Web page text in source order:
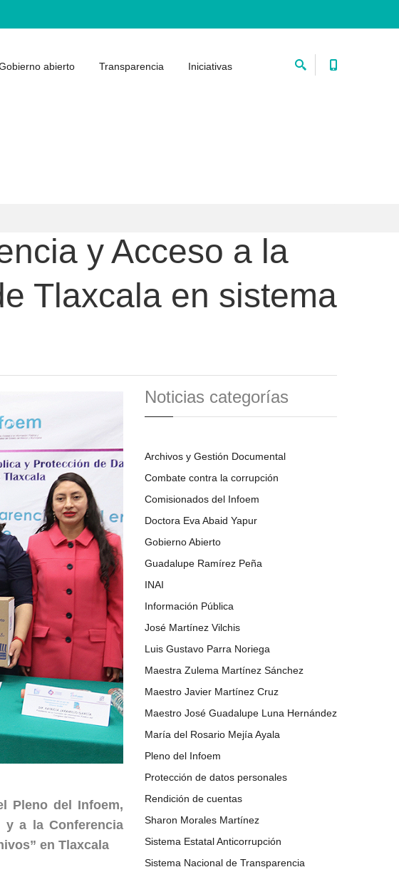
abierto Transparencia Iniciativas
y Acceso a la
Tlaxcala en sistema
Pleno del Infoem,
y a la Conferencia
en Tlaxcala
Noticias categorías
Archivos y Gestión Documental
Combate contra la corrupción
Comisionados del Infoem
Doctora Eva Abaid Yapur
Gobierno Abierto
Guadalupe Ramírez Peña
INAI
Información Pública
José Martínez Vilchis
Luis Gustavo Parra Noriega
Maestra Zulema Martínez Sánchez
Maestro Javier Martínez Cruz
Maestro José Guadalupe Luna Hernández
María del Rosario Mejía Ayala
Pleno del Infoem
Protección de datos personales
Rendición de cuentas
Sharon Morales Martínez
Sistema Estatal Anticorrupción
Sistema Nacional de Transparencia